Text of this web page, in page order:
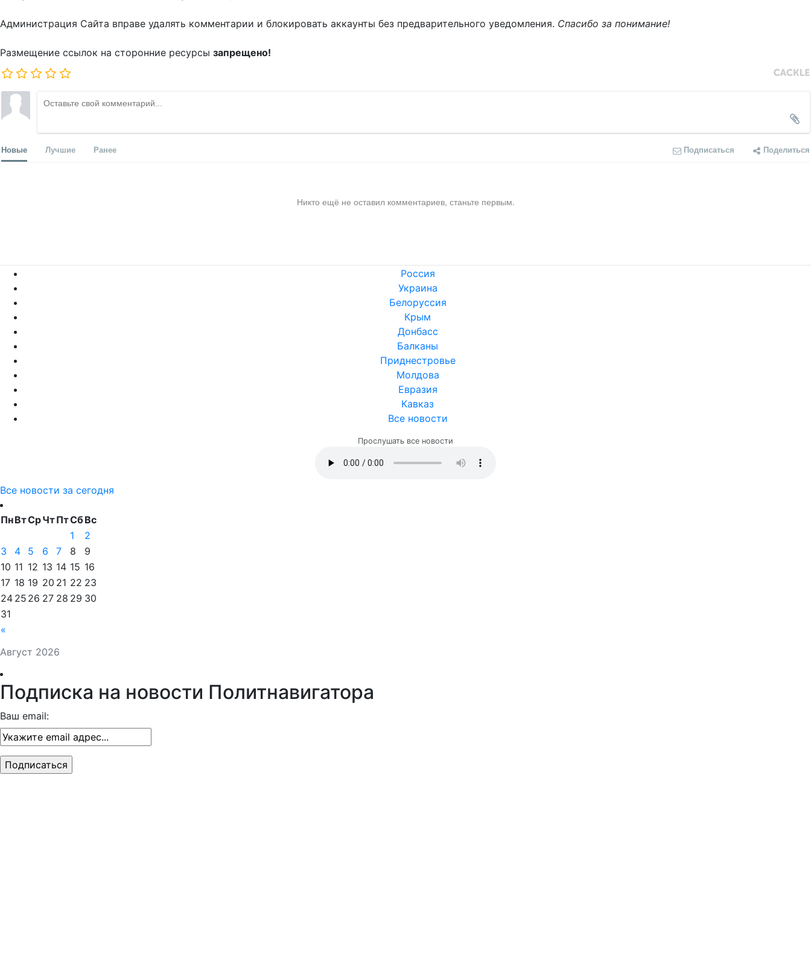
Администрация Сайта вправе удалять комментарии и блокировать аккаунты без предварительного уведомления. Спасибо за понимание!
Размещение ссылок на сторонние ресурсы запрещено!
Новые Лучшие Ранее Подписаться Поделиться
Никто ещё не оставил комментариев, станьте первым.
Россия
Украина
Белоруссия
Крым
Донбасс
Балканы
Приднестровье
Молдова
Евразия
Кавказ
Все новости
Прослушать все новости
Все новости за сегодня
Август 2026
ПнВтСрЧтПтСбВс
«
1
2
3
4 5 6 7 8
9
10 11 12 13 14 15 16
17 18 19 20 21 22 23
24 25 26 27 28 29 30
31
Подписка на новости Политнавигатора
Ваш email: